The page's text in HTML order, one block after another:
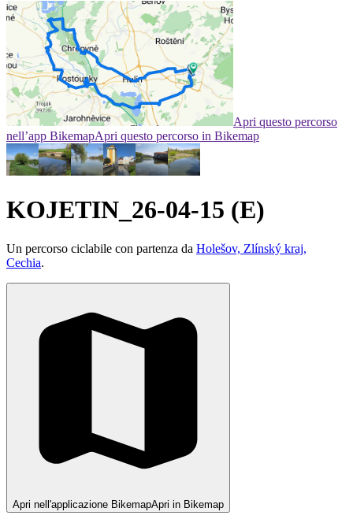
Apri questo percorso
nell’app BikemapApri questo percorso in Bikemap
KOJETIN_26-04-15 (E)
Un percorso ciclabile con partenza da Holešov, Zlínský kraj,
Cechia.
Apri nell'applicazione BikemapApri in Bikemap